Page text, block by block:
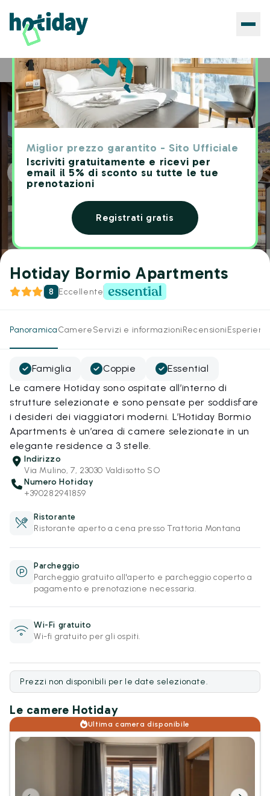
Miglior prezzo garantito - Sito Ufficiale
Iscriviti gratuitamente e ricevi per
email il 5% di sconto su tutte le tue
prenotazioni
Registrati gratis
Home Hotels Hotiday Bormio Apartments
Hotiday Bormio Apartments
8 Eccellente
PanoramicaCamereServizi e informazioniRecensioni
Famiglia Coppie
Essential
Le camere Hotiday sono ospitate all’interno di
strutture selezionate e sono pensate per soddisfare
i desideri dei viaggiatori moderni. L’Hotiday Bormio
Apartments è un’area di camere selezionate in un
elegante residence a 3 stelle.
Indirizzo
Via Mulino, 7, 23030 Valdisotto SO
Numero Hotiday
+390282941859
Ristorante
Ristorante aperto a cena presso Trattoria Montana
Parcheggio
Parcheggio gratuito all'aperto e parcheggio coperto a
pagamento e prenotazione necessaria.
Wi-Fi gratuito
Wi-fi gratuito per gli ospiti.
Prezzi non disponibili per le date selezionate.
Le camere Hotiday
Ultima camera disponibile